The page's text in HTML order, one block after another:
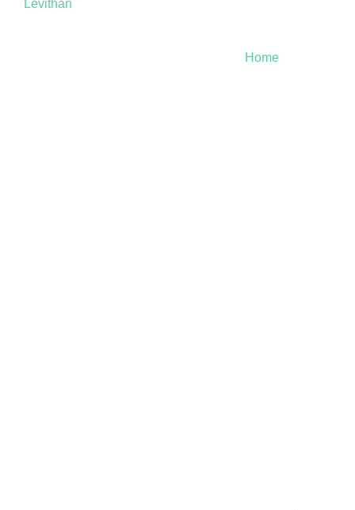
Levithan
Home